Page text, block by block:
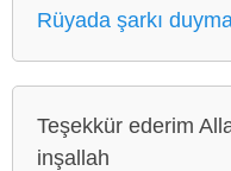
Rüyada şarkı
Teşekkür ederim
inşallah